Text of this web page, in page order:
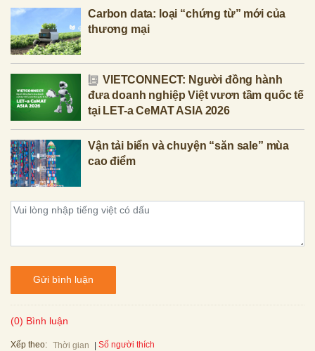
Carbon data: loại “chứng từ” mới của
thương mại
VIETCONNECT: Người đồng hành
đưa doanh nghiệp Việt vươn tầm quốc tế
tại LET-a CeMAT ASIA 2026
Vận tải biển và chuyện “săn sale” mùa
cao điểm
Gửi bình luận
(0) Bình luận
Xếp theo: Thời gian Số người thích